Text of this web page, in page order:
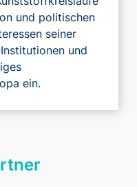
und politischen
seiner
und
ein.